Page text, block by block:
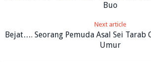
Buo
Next article
Bejat…. Seorang Pemuda Asal Sei Tarab
Umur